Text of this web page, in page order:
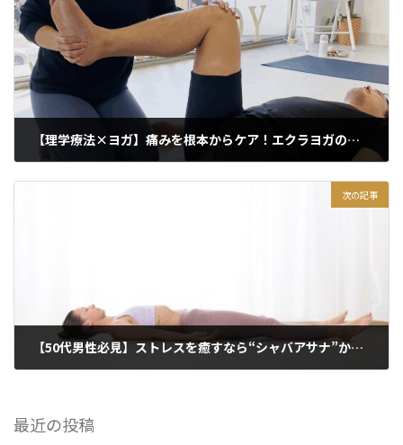
【理学療法×ヨガ】痛みを根本からケア！エクラヨガのコンディショニングセッションとは？東京上野・御徒町
次の記事
【50代男性必見】ストレスを癒すなら“シャバアサナ”からはじめよう
最近の投稿